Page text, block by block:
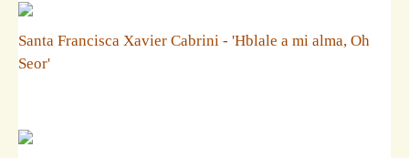
Santa Francisca Xavier Cabrini - 'Hblale a mi alma, Oh
Seor'